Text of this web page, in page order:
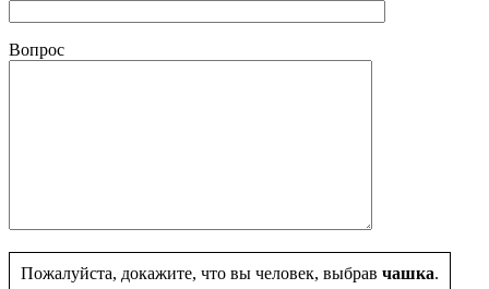
Вопрос
Пожалуйста, докажите, что вы человек, выбрав чашка.